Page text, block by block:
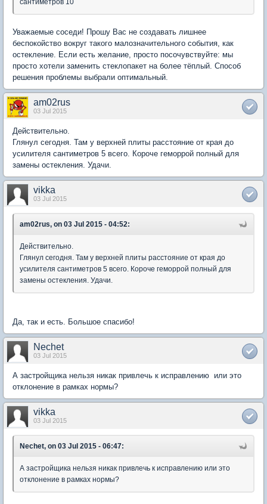
Уважаемые соседи! Прошу Вас не создавать лишнее
беспокойство вокруг такого малозначительного события, как
остекление. Если есть желание, просто посочувствуйте: мы
просто хотели заменить стеклопакет на более тёплый. Способ
решения проблемы выбрали оптимальный.
am02rus
03 Jul 2015
Действительно.
Глянул сегодня. Там у верхней плиты расстояние от края до
усилителя сантиметров 5 всего. Короче геморрой полный для
замены остекления. Удачи.
vikka
03 Jul 2015
am02rus, on 03 Jul 2015 - 04:52:
Действительно.
Глянул сегодня. Там у верхней плиты расстояние от края до
усилителя сантиметров 5 всего. Короче геморрой полный для
замены остекления. Удачи.
Да, так и есть. Большое спасибо!
Nechet
03 Jul 2015
А застройщика нельзя никак привлечь к исправлению или это
отклонение в рамках нормы?
vikka
03 Jul 2015
Nechet, on 03 Jul 2015 - 06:47:
А застройщика нельзя никак привлечь к исправлению или это
отклонение в рамках нормы?